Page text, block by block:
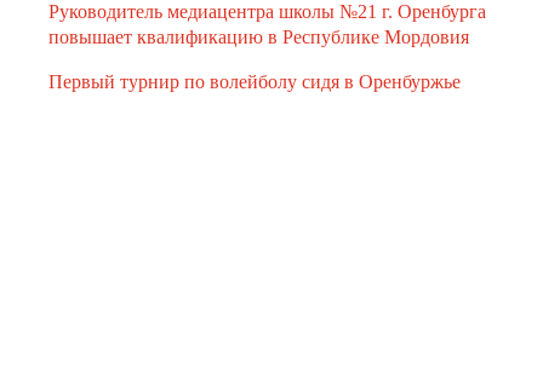
Руководитель медиацентра школы №21 г. Оренбурга
повышает квалификацию в Республике Мордовия
Первый турнир по волейболу сидя в Оренбуржье